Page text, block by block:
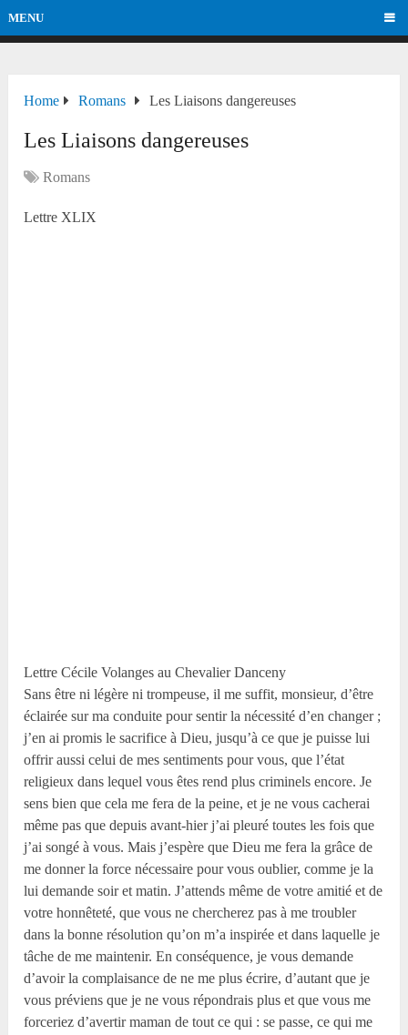
MENU
Home Romans Les Liaisons dangereuses
Les Liaisons dangereuses
Romans
Lettre XLIX
Lettre Cécile Volanges au Chevalier Danceny
Sans être ni légère ni trompeuse, il me suffit, monsieur, d’être
éclairée sur ma conduite pour sentir la nécessité d’en changer ;
j’en ai promis le sacrifice à Dieu, jusqu’à ce que je puisse lui
offrir aussi celui de mes sentiments pour vous, que l’état
religieux dans lequel vous êtes rend plus criminels encore. Je
sens bien que cela me fera de la peine, et je ne vous cacherai
même pas que depuis avant-hier j’ai pleuré toutes les fois que
j’ai songé à vous. Mais j’espère que Dieu me fera la grâce de
me donner la force nécessaire pour vous oublier, comme je la
lui demande soir et matin. J’attends même de votre amitié et de
votre honnêteté, que vous ne chercherez pas à me troubler
dans la bonne résolution qu’on m’a inspirée et dans laquelle je
tâche de me maintenir. En conséquence, je vous demande
d’avoir la complaisance de ne me plus écrire, d’autant que je
vous préviens que je ne vous répondrais plus et que vous me
forceriez d’avertir maman de tout ce qui : se passe, ce qui me